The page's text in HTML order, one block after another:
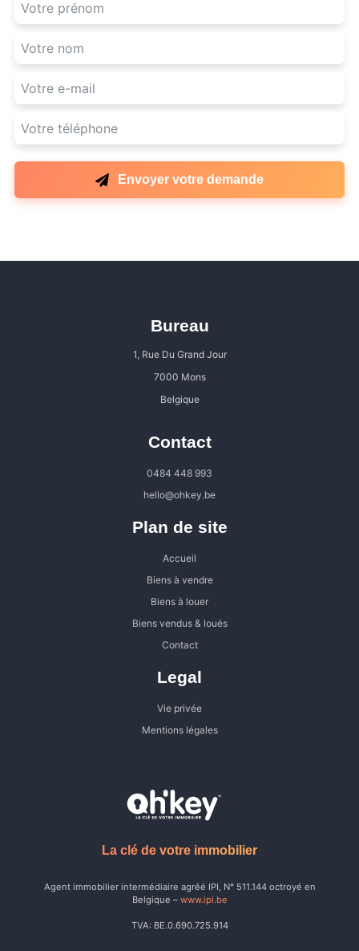
Envoyer votre demande
Bureau
1, Rue Du Grand Jour
7000 Mons
Belgique
Contact
0484 448 993
hello@ohkey.be
Plan de site
Accueil
Biens à vendre
Biens à louer
Biens vendus & loués
Contact
Legal
Vie privée
Mentions légales
La clé de votre immobilier
Agent immobilier intermédiaire agréé IPI, N° 511.144 octroyé en
Belgique – www.ipi.be
TVA: BE.0.690.725.914